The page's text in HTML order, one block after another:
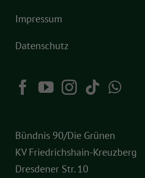
Impressum
Datenschutz
Bündnis 90/Die Grünen
KV Friedrichshain-Kreuzberg
Dresdener Str. 10